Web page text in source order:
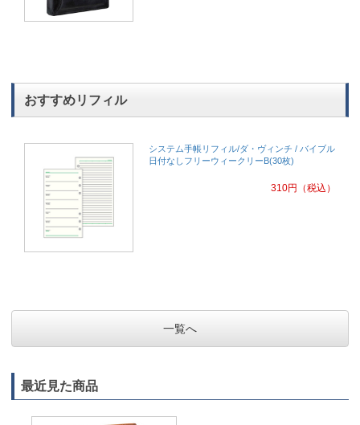
おすすめリフィル
システム手帳リフィル/ダ・ヴィンチ / バイブル
日付なしフリーウィークリーB(30枚)
310円 （税込）
一覧へ
最近見た商品